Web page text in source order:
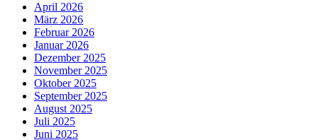
April 2026
März 2026
Februar 2026
Januar 2026
Dezember 2025
November 2025
Oktober 2025
September 2025
August 2025
Juli 2025
Juni 2025